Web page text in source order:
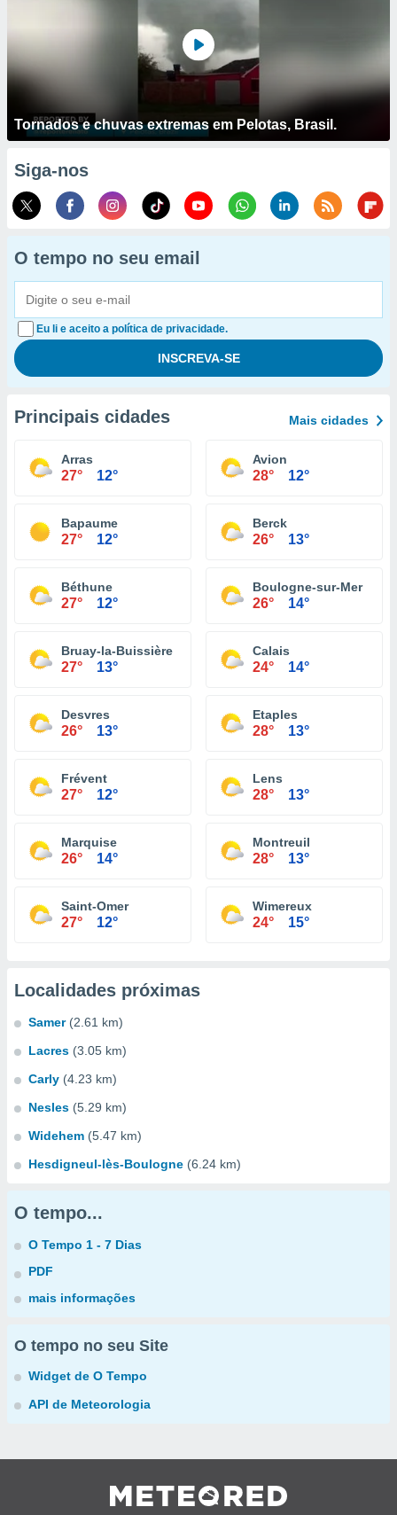
Tornados e chuvas extremas em Pelotas, Brasil.
Siga-nos
O tempo no seu email
Eu li e aceito a política de privacidade.
Principais cidades Mais cidades
Arras
27° 12°
Avion
28° 12°
Bapaume
27° 12°
Berck
26° 13°
Béthune
27° 12°
Boulogne-sur-Mer
26° 14°
Bruay-la-Buissière
27° 13°
Calais
24° 14°
Desvres
26° 13°
Etaples
28° 13°
Frévent
27° 12°
Lens
28° 13°
Marquise
26° 14°
Montreuil
28° 13°
Saint-Omer
27° 12°
Wimereux
24° 15°
Localidades próximas
Samer (2.61 km)
Lacres (3.05 km)
Carly (4.23 km)
Nesles (5.29 km)
Widehem (5.47 km)
Hesdigneul-lès-Boulogne (6.24 km)
O tempo...
O Tempo 1 - 7 Dias
PDF
mais informações
O tempo no seu Site
Widget de O Tempo
API de Meteorologia